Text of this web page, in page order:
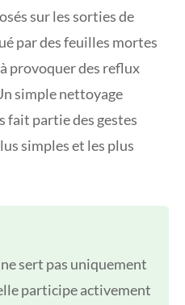
sur les sorties de
par des feuilles mortes
provoquer des reflux
simple nettoyage
fait partie des gestes
simples et les plus
sert pas uniquement
participe activement